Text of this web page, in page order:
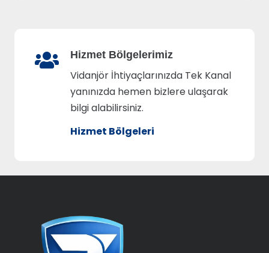
Hizmet Bölgelerimiz
Vidanjör İhtiyaçlarınızda Tek Kanal
yanınızda hemen bizlere ulaşarak
bilgi alabilirsiniz.
Hizmet Bölgeleri